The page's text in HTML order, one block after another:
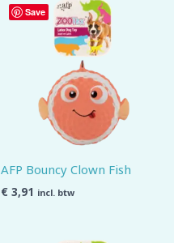
Save
AFP Bouncy Clown Fish
€ 3,91 incl. btw